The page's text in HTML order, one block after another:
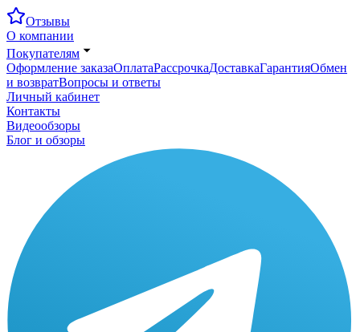
Отзывы
О компании
Покупателям
Оформление заказаОплатаРассрочкаДоставкаГарантияОбмен
и возвратВопросы и ответы
Личный кабинет
Контакты
Видеообзоры
Блог и обзоры